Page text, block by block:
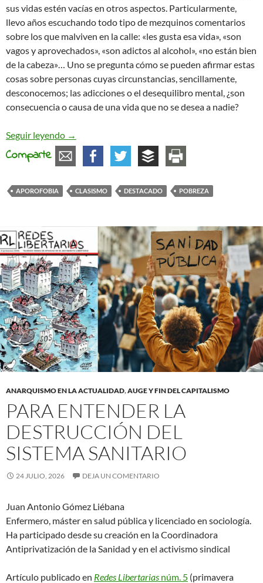
sus vidas estén vacías en otros aspectos. Particularmente,
llevo años escuchando todo tipo de mezquinos comentarios
sobre los que malviven en la calle: «les gusta esa vida», «son
vagos y aprovechados», «son adictos al alcohol», «no están bien
de la cabeza»… Uno se pregunta cómo se pueden afirmar estas
cosas sobre personas cuyas circunstancias, sencillamente,
desconocemos; las adicciones o el desequilibro mental, ¿son
consecuencia o causa de una vida que no se desea a nadie?
Seguir leyendo Aporofobia, ¿patología o el clasismo de toda la
→
Comparte
APOROFOBIA CLASISMO DESTACADO POBREZA
ANARQUISMO EN LA ACTUALIDAD,AUGE Y FIN DEL CAPITALISMO
PARA ENTENDER LA
DESTRUCCIÓN DEL
SISTEMA SANITARIO
24 JULIO, 2026 DEJA UN COMENTARIO
Juan Antonio Gómez Liébana
Enfermero, máster en salud pública y licenciado en sociología.
Ha participado desde su creación en la Coordinadora
Antiprivatización de la Sanidad y en el activismo sindical
Artículo publicado en Redes Libertarias núm. 5 (primavera